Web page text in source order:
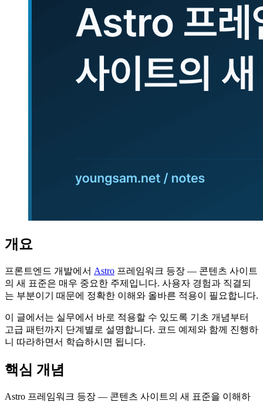
개요
프론트엔드 개발에서 Astro 프레임워크 등장 — 콘텐츠 사이트
의 새 표준은 매우 중요한 주제입니다. 사용자 경험과 직결되
는 부분이기 때문에 정확한 이해와 올바른 적용이 필요합니다.
이 글에서는 실무에서 바로 적용할 수 있도록 기초 개념부터
고급 패턴까지 단계별로 설명합니다. 코드 예제와 함께 진행하
니 따라하면서 학습하시면 됩니다.
핵심 개념
Astro 프레임워크 등장 — 콘텐츠 사이트의 새 표준을 이해하